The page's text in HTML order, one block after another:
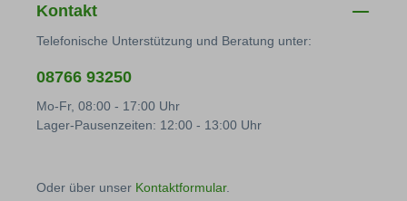
Kontakt
Telefonische Unterstützung und Beratung unter:
08766 93250
Mo-Fr, 08:00 - 17:00 Uhr
Lager-Pausenzeiten: 12:00 - 13:00 Uhr
Oder über unser Kontaktformular.